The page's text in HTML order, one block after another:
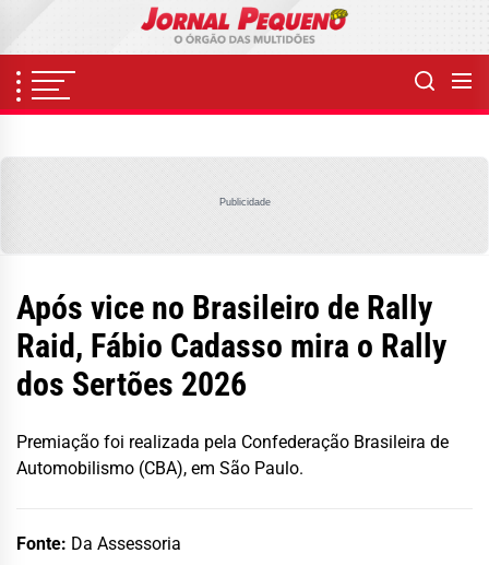
content
Publicidade
Após vice no Brasileiro de Rally
Raid, Fábio Cadasso mira o Rally
dos Sertões 2026
Premiação foi realizada pela Confederação Brasileira de
Automobilismo (CBA), em São Paulo.
Fonte: Da Assessoria